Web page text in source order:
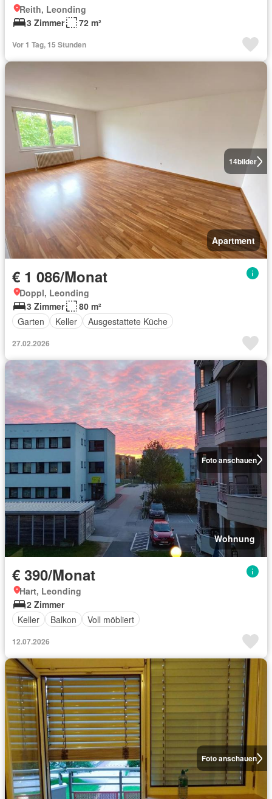
Reith, Leonding
3 Zimmer
72 m²
Vor 1 Tag, 15 Stunden
14bilder
Apartment
€ 1 086/Monat
Doppl, Leonding
3 Zimmer
80 m²
Garten
Keller Ausgestattete Küche
27.02.2026
Foto anschauen
Wohnung
€ 390/Monat
Hart, Leonding
2 Zimmer
Keller
Balkon Voll möbliert
12.07.2026
Foto anschauen